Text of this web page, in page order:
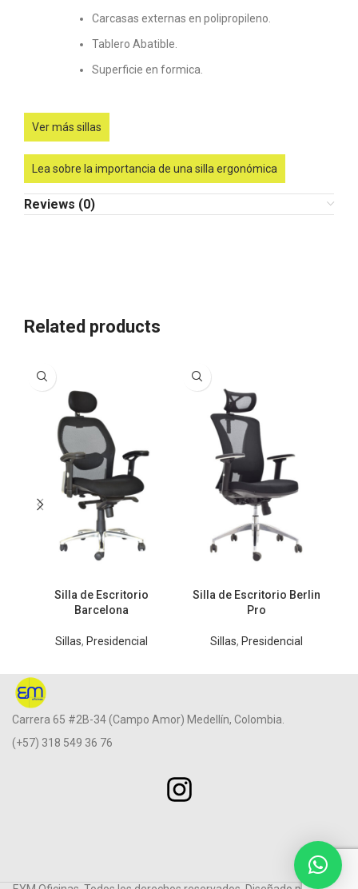
Carcasas externas en polipropileno.
Tablero Abatible.
Superficie en formica.
Ver más sillas
Lea sobre la importancia de una silla ergonómica
Reviews (0)
Related products
Silla de Escritorio
Barcelona
Sillas, Presidencial
Silla de Escritorio Berlin
Pro
Sillas, Presidencial
Carrera 65 #2B-34 (Campo Amor) Medellín, Colombia.
(+57) 318 549 36 76